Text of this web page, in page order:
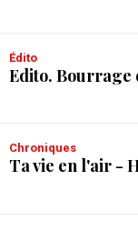
Édito
Edito. Bourrage
Chroniques
Ta vie en l'air -